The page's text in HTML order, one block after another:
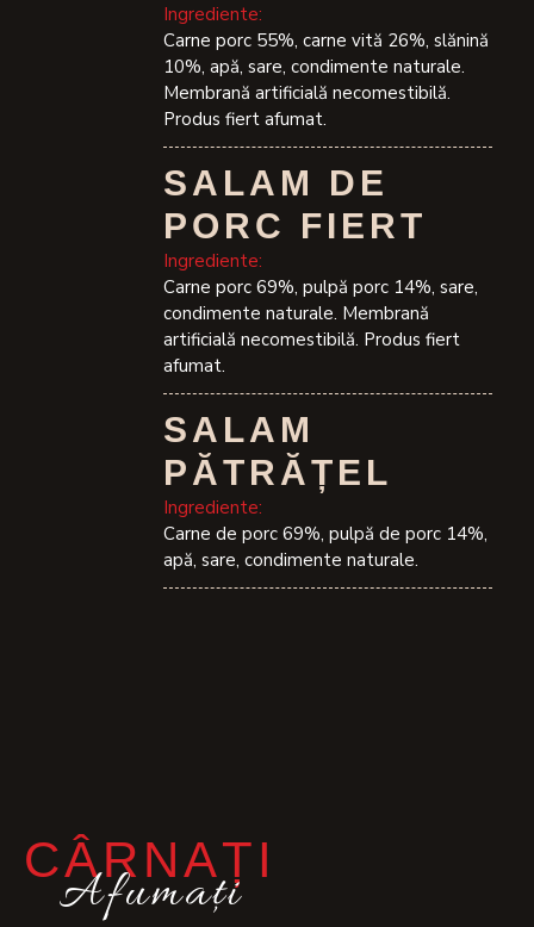
Ingrediente:
Carne porc 55%, carne vită 26%, slănină
10%, apă, sare, condimente naturale.
Membrană artificială necomestibilă.
Produs fiert afumat.
SALAM DE
PORC FIERT
Ingrediente:
Carne porc 69%, pulpă porc 14%, sare,
condimente naturale. Membrană
artificială necomestibilă. Produs fiert
afumat.
SALAM
PĂTRĂȚEL
Ingrediente:
Carne de porc 69%, pulpă de porc 14%,
apă, sare, condimente naturale.
CÂRNAȚI
Afumaţi